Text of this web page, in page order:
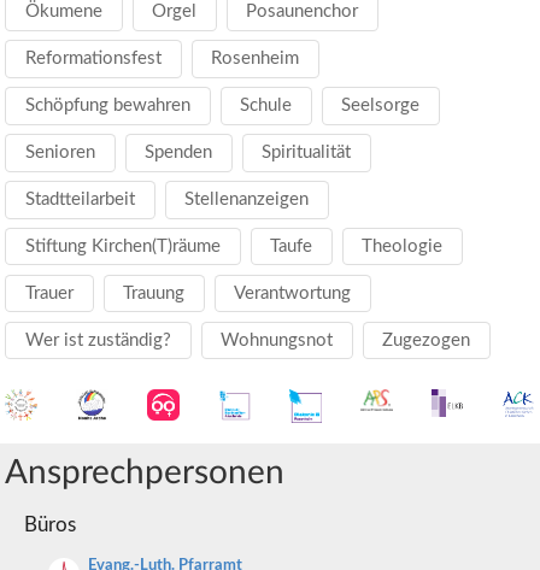
Ökumene Orgel Posaunenchor
Reformationsfest Rosenheim
Schöpfung bewahren Schule Seelsorge
Senioren Spenden Spiritualität
Stadtteilarbeit Stellenanzeigen
Stiftung Kirchen(T)räume Taufe Theologie
Trauer Trauung Verantwortung
Wer ist zuständig? Wohnungsnot Zugezogen
Ansprechpersonen
Büros
Evang.-Luth. Pfarramt